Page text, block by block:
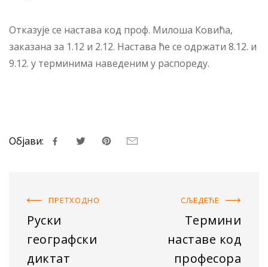
Отказује се настава код проф. Милоша Ковића,
заказана за 1.12 и 2.12. Настава ће се одржати 8.12. и
9.12. у терминима наведеним у распореду.
Објави:
ПРЕТХОДНO
Руски
географски
диктат
СЉЕДЕЋE
Термини
наставе код
професора